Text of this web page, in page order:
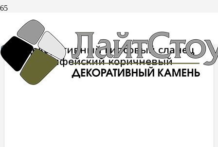
Каталог»
Декоративный гипсовый сланец
Рифейский коричневый